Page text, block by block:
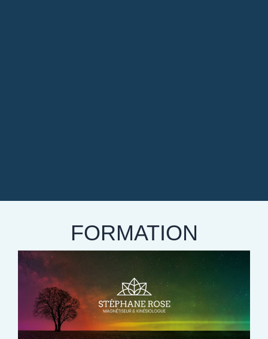
FORMATION